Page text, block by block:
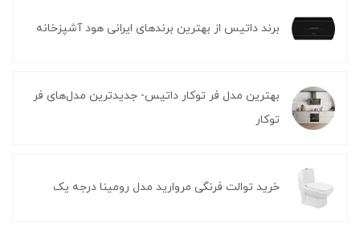
برند داتیس از بهترین برندهای ایرانی هود آشپزخانه
بهترین مدل فر توکار داتیس- جدیدترین مدل‌های فر
توکار
خرید توالت فرنگی مروارید مدل رومینا درجه یک